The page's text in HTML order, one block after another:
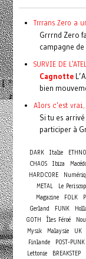
Trrrans Zero a
Grrrnd Zero
campagne de
SURVIE DE
Cagnotte
bien
Alors c'est
Si tu es
participer à
DARK Italie ETHNO
CHAOS Ibiza
HARDCORE
METAL
Le
Magazine
FOLK
Gerland
FUNK
GOTH
Îles Féroé
Mysik Malaysie UK
Finlande
POST-PUNK
Lettonie
BREAKSTEP